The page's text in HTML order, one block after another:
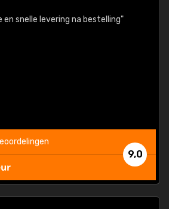
en snelle levering na bestelling"
9,0